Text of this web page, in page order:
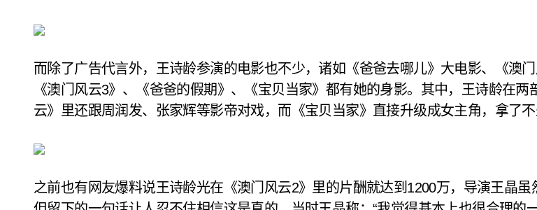
而除了广告代言外，王诗龄参演的电影也不少，诸如《爸爸去哪儿》大电影、《澳门
《澳门风云3》、《爸爸的假期》、《宝贝当家》都有她的身影。其中，王诗龄在两
云》里还跟周润发、张家辉等影帝对戏，而《宝贝当家》直接升级成女主角，拿了不
之前也有网友爆料说王诗龄光在《澳门风云2》里的片酬就达到1200万，导演王晶虽